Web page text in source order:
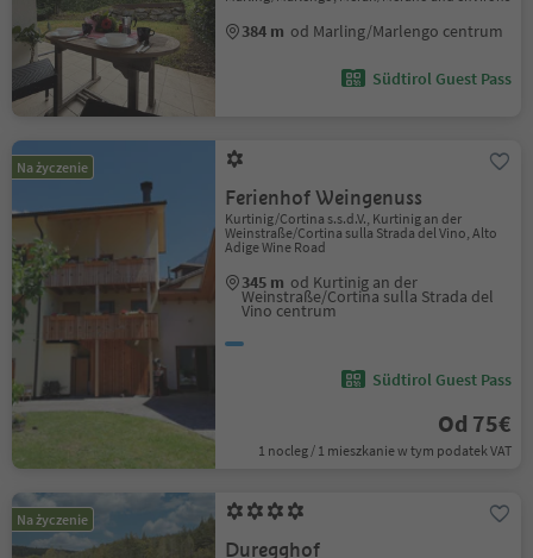
384 m od Marling/Marlengo centrum
Südtirol Guest Pass
Na życzenie
Ferienhof Weingenuss
Kurtinig/Cortina s.s.d.V., Kurtinig an der
Weinstraße/Cortina sulla Strada del Vino, Alto
Adige Wine Road
345 m od Kurtinig an der
Weinstraße/Cortina sulla Strada del
Vino centrum
Südtirol Guest Pass
Od 75€
1 nocleg / 1 mieszkanie w tym podatek VAT
Na życzenie
Duregghof